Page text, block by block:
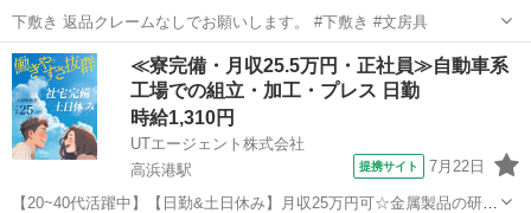
下敷き 返品クレームなしでお願いします。 #下敷き #文房具
愛知 高浜市 三河高浜駅 ノベルティグッズ 下敷き
≪寮完備・月収25.5万円・正社員≫自動車系
工場での組立・加工・プレス 日勤
時給1,310円
UTエージェント株式会社
高浜港駅
提携サイト 7月22日
【20~40代活躍中】【日勤&土日休み】月収25万円可☆金属製品の研